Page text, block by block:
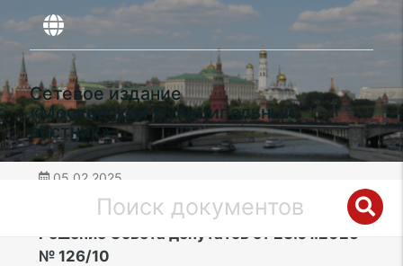
Сетевое издание
«Московский муниципальный
вестник»
05.02.2025
НАО | Муниципальный округ Щербинка
Решение Совета депутатов от 23.01.2025
№ 126/10